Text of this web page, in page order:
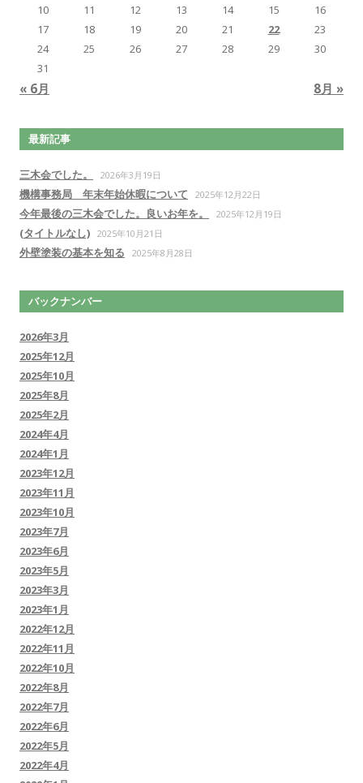
« 6月 8月 »
10
11 12 13 14 15
16
17
18 19 20 21 22
23
24
25 26 27 28 29
30
31
最新記事
三木会でした。 2026年3月19日
機構事務局 年末年始休暇について 2025年12月22日
今年最後の三木会でした。良いお年を。 2025年12月19日
(タイトルなし) 2025年10月21日
外壁塗装の基本を知る 2025年8月28日
バックナンバー
2026年3月
2025年12月
2025年10月
2025年8月
2025年2月
2024年4月
2024年1月
2023年12月
2023年11月
2023年10月
2023年7月
2023年6月
2023年5月
2023年3月
2023年1月
2022年12月
2022年11月
2022年10月
2022年8月
2022年7月
2022年6月
2022年5月
2022年4月